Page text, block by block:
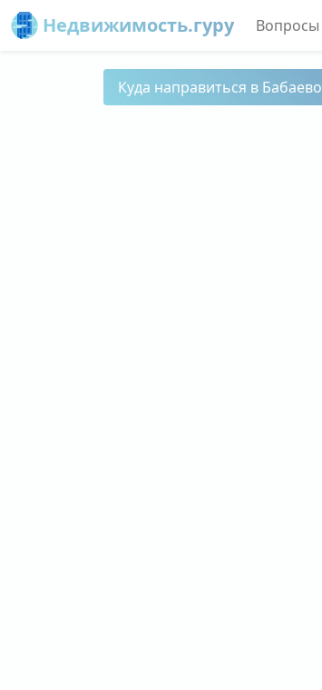
Недвижимость.гуру Вопросы
Куда направиться в Бабаево